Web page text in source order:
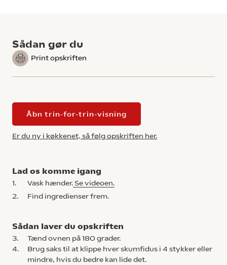
Sådan gør du
Print opskriften
Åbn trin-for-trin-visning
Er du ny i køkkenet, så følg opskriften her.
Lad os komme igang
1. Vask hænder. Se videoen.
2.
Find ingredienser frem.
Sådan laver du opskriften
3.
Tænd ovnen på 180 grader.
4.
Brug saks til at klippe hver skumfidus i 4 stykker eller
mindre, hvis du bedre kan lide det.